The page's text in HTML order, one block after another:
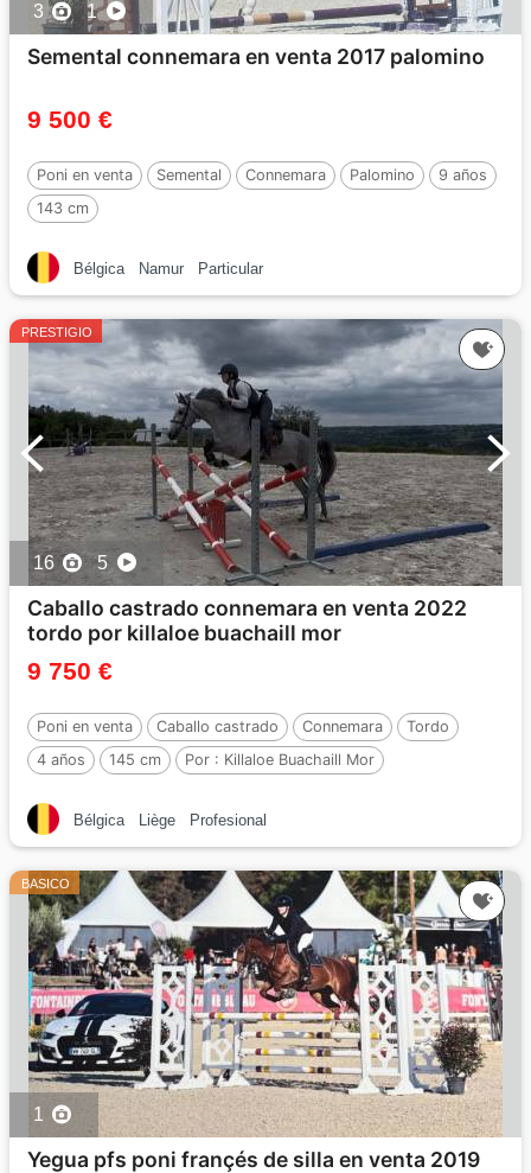
3 1
Semental connemara en venta 2017 palomino
9 500 €
Poni en venta Semental Connemara Palomino
9 años
143 cm
Bélgica Namur Particular
PRESTIGIO
16 5
Caballo castrado connemara en venta 2022
tordo por killaloe buachaill mor
9 750 €
Poni en venta Caballo castrado Connemara
Tordo
4 años
145 cm Por : Killaloe Buachaill Mor
Bélgica Liège Profesional
BASICO
1
Yegua pfs poni françés de silla en venta 2019